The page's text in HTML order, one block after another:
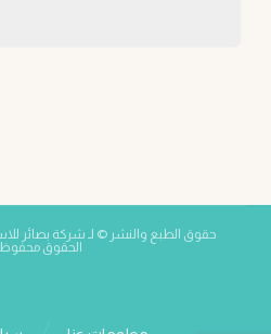
حقوق الطبع والنشر © لـ شركة بصائر
الحقوق محفوظة ®